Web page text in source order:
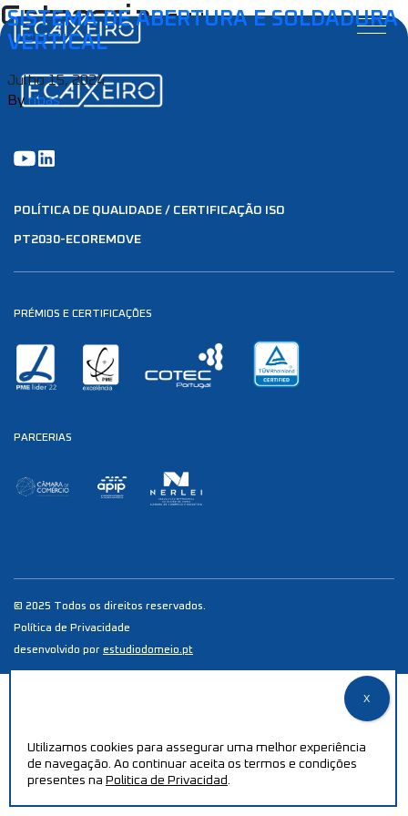
Categoria:Soldadura
SISTEMA DE ABERTURA E SOLDADURA
VERTICAL
Julho 15, 2024
By ribas
POLÍTICA DE QUALIDADE / CERTIFICAÇÃO ISO
PT2030-ECOREMOVE
PRÉMIOS E CERTIFICAÇÕES
PARCERIAS
© 2025 Todos os direitos reservados.
Política de Privacidade
desenvolvido por estudiodomeio.pt
Utilizamos cookies para assegurar uma melhor experiência
de navegação. Ao continuar aceita os termos e condições
presentes na Politica de Privacidad.